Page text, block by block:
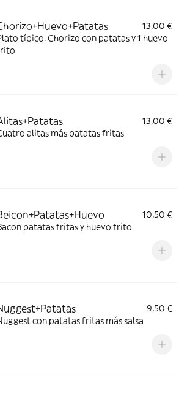
13,00 €
típico. Chorizo con patatas y 1 huevo
13,00 €
alitas más patatas fritas
10,50 €
patatas fritas y huevo frito
9,50 €
con patatas fritas más salsa